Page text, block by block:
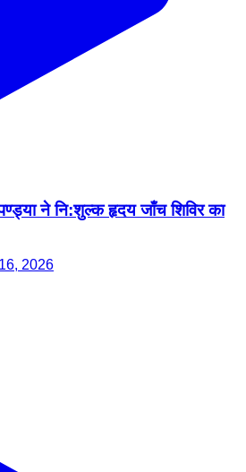
ने नि:शुल्क हृदय जाँच शिविर का
2026